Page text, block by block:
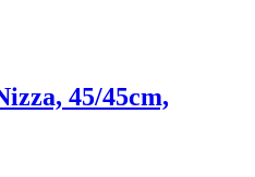
45/45cm,